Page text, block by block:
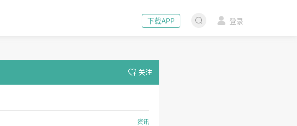
下载APP 登录
关注
资讯